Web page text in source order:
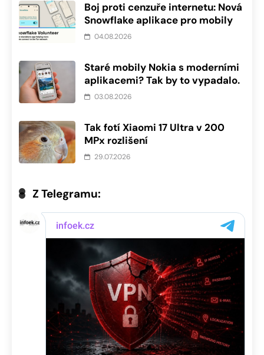
Boj proti cenzuře internetu: Nová
Snowflake aplikace pro mobily
04.08.2026
Staré mobily Nokia s moderními
aplikacemi? Tak by to vypadalo.
03.08.2026
Tak fotí Xiaomi 17 Ultra v 200
MPx rozlišení
29.07.2026
Z Telegramu: